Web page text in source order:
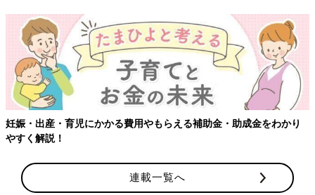
作ったそう。新じゃがにズッキーニをはさんでオーブンで焼いた
ようですよ。オーブンから出した後はバターを乗せて完成！これ
は食べてみたくなりますね。
うなぎ…じゃない！？ズッキーニの蒲焼き
妊娠・出産・育児にかかる費用やもらえる補助金・助成金をわかり
やすく解説！
連載一覧へ